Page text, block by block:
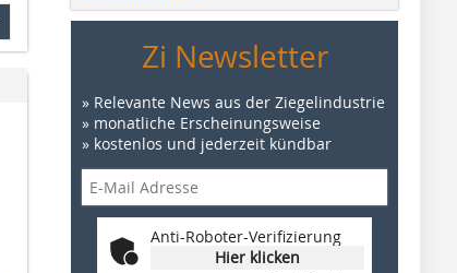
Zi Newsletter
» Relevante News aus der Ziegelindustrie
» monatliche Erscheinungsweise
» kostenlos und jederzeit kündbar
Anti-Roboter-Verifizierung
Hier klicken